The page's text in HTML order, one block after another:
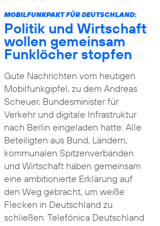
MOBILFUNKPAKT FÜR DEUTSCHLAND:
Politik und Wirtschaft
wollen gemeinsam
Funklöcher stopfen
Gute Nachrichten vom heutigen
Mobilfunkgipfel, zu dem Andreas
Scheuer, Bundesminister für
Verkehr und digitale Infrastruktur
nach Berlin eingeladen hatte: Alle
Beteiligten aus Bund, Ländern,
kommunalen Spitzenverbänden
und Wirtschaft haben gemeinsam
eine ambitionierte Erklärung auf
den Weg gebracht, um weiße
Flecken in Deutschland zu
schließen. Telefónica Deutschland